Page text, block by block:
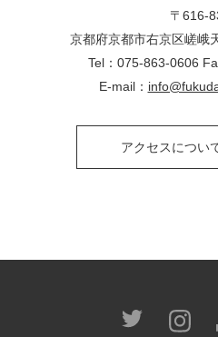
〒616-
京都府京都市右京区嵯峨
Tel：075-863-0606
E-mail：
アクセスについ